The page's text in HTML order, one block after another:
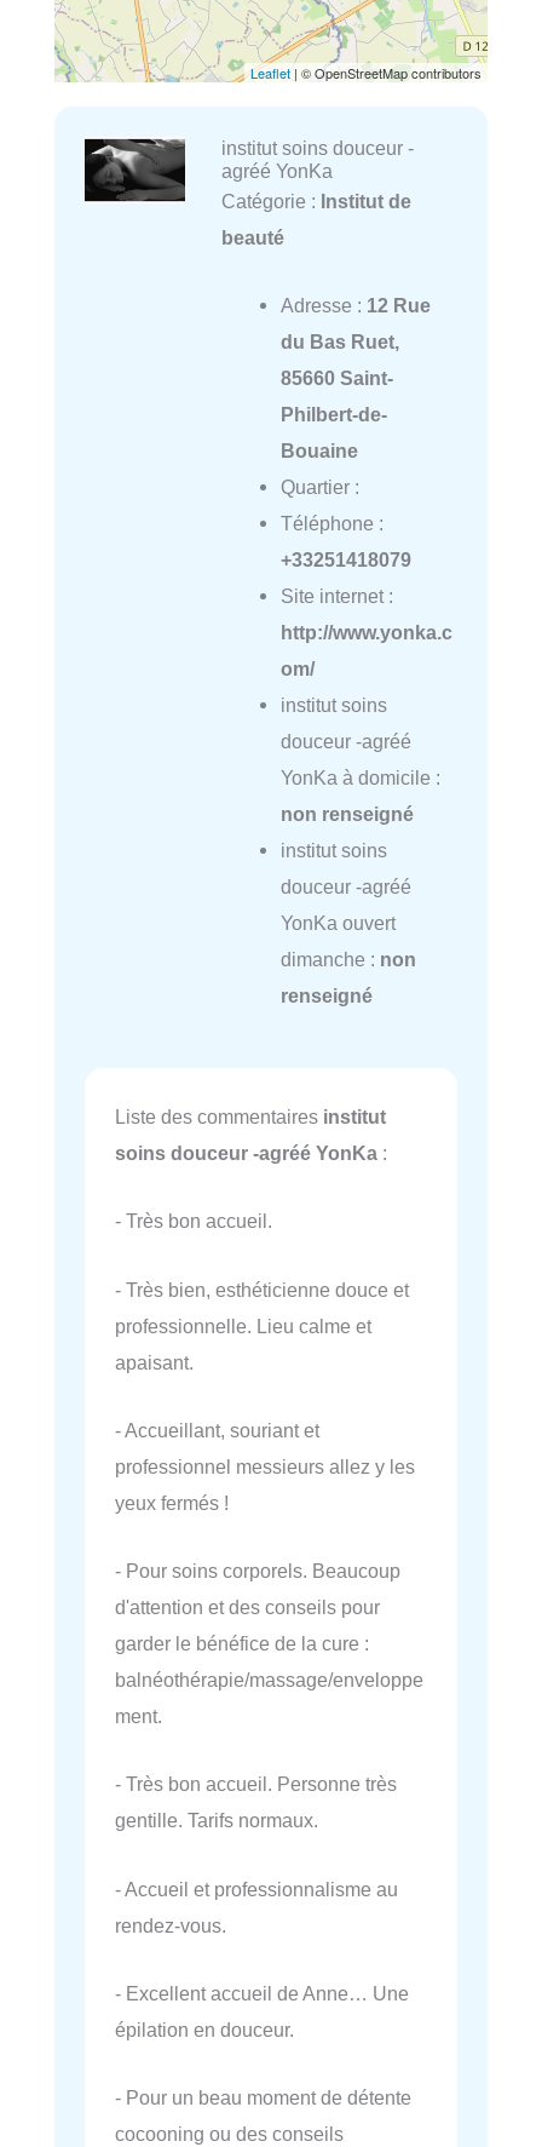
Leaflet | © OpenStreetMap contributors
institut soins douceur -
agréé YonKa
Catégorie : Institut de
beauté
Adresse : 12 Rue
du Bas Ruet,
85660 Saint-
Philbert-de-
Bouaine
Quartier :
Téléphone :
+33251418079
Site internet :
http://www.yonka.c
om/
institut soins
douceur -agréé
YonKa à domicile :
non renseigné
institut soins
douceur -agréé
YonKa ouvert
dimanche : non
renseigné
Liste des commentaires institut
soins douceur -agréé YonKa :
- Très bon accueil.
- Très bien, esthéticienne douce et
professionnelle. Lieu calme et
apaisant.
- Accueillant, souriant et
professionnel messieurs allez y les
yeux fermés !
- Pour soins corporels. Beaucoup
d'attention et des conseils pour
garder le bénéfice de la cure :
balnéothérapie/massage/enveloppe
ment.
- Très bon accueil. Personne très
gentille. Tarifs normaux.
- Accueil et professionnalisme au
rendez-vous.
- Excellent accueil de Anne… Une
épilation en douceur.
- Pour un beau moment de détente
cocooning ou des conseils